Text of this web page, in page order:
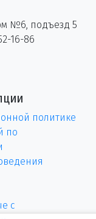
№6, подъезд 5
16-86
политике
по
с